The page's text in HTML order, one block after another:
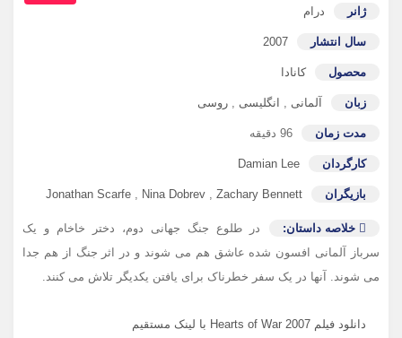
ژانر درام
سال انتشار 2007
محصول کانادا
زبان آلمانی , انگلیسی , روسی
مدت زمان 96 دقیقه
کارگردان Damian Lee
بازیگران Jonathan Scarfe , Nina Dobrev , Zachary Bennett
خلاصه داستان:
در طلوع جنگ جهانی دوم، دختر خاخام و یک
سرباز آلمانی افسون شده عاشق هم می شوند و در اثر جنگ از هم جدا
می شوند. آنها در یک سفر خطرناک برای یافتن یکدیگر تلاش می کنند.
دانلود فیلم Hearts of War 2007 با لینک مستقیم